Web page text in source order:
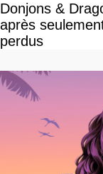
Donjons &
après
perdus